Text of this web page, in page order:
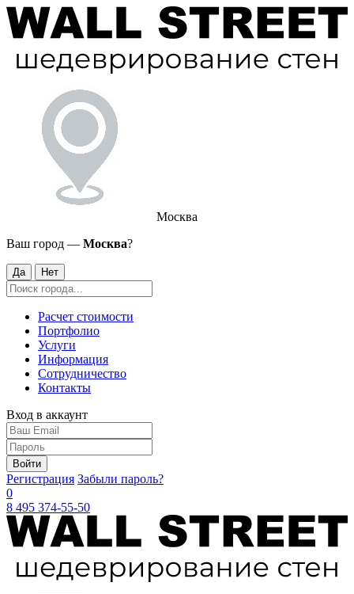
Москва
Ваш город — Москва?
Да Нет
Расчет стоимости
Портфолио
Услуги
Информация
Сотрудничество
Контакты
Вход в аккаунт
Войти
Регистрация Забыли пароль?
0
8 495 374-55-50